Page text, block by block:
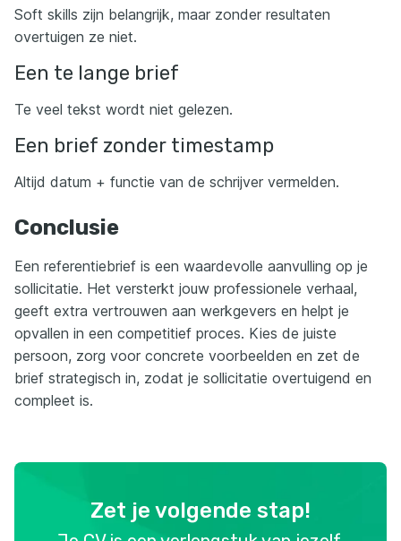
Soft skills zijn belangrijk, maar zonder resultaten
overtuigen ze niet.
Een te lange brief
Te veel tekst wordt niet gelezen.
Een brief zonder timestamp
Altijd datum + functie van de schrijver vermelden.
Conclusie
Een referentiebrief is een waardevolle aanvulling op je
sollicitatie. Het versterkt jouw professionele verhaal,
geeft extra vertrouwen aan werkgevers en helpt je
opvallen in een competitief proces. Kies de juiste
persoon, zorg voor concrete voorbeelden en zet de
brief strategisch in, zodat je sollicitatie overtuigend en
compleet is.
Zet je volgende stap!